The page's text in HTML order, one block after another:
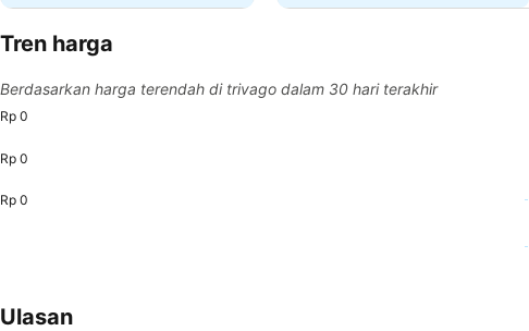
Tren harga
Berdasarkan harga terendah di trivago dalam 30 hari terakhir
Rp 0
Rp 0
Rp 0
Ulasan